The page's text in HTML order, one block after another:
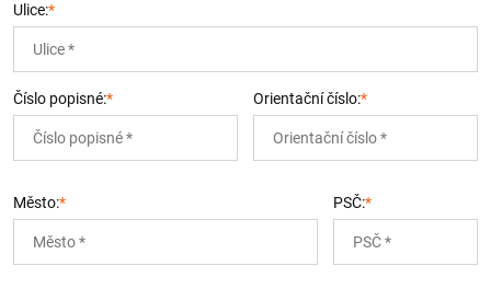
Ulice:*
Číslo popisné:* Orientační číslo:*
Město:* PSČ:*